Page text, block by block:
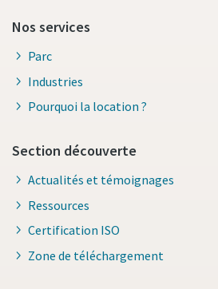
Nos services
Parc
Industries
Pourquoi la location ?
Section découverte
Actualités et témoignages
Ressources
Certification ISO
Zone de téléchargement